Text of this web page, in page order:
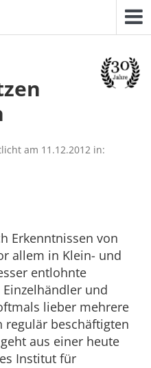
am 11.12.2012 in:
Erkenntnissen von
allem in Klein- und
entlohnte
und
lieber mehrere
beschäftigten
aus einer heute
Institut für